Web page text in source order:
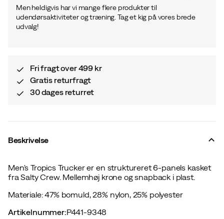
Men heldigvis har vi mange flere produkter til
udendørsaktiviteter og træning. Tag et kig på vores brede
udvalg!
Fri fragt over 499 kr
Gratis returfragt
30 dages returret
Beskrivelse
Men's Tropics Trucker er en struktureret 6-panels kasket
fra Salty Crew. Mellemhøj krone og snapback i plast.
Materiale: 47% bomuld, 28% nylon, 25% polyester
Artikelnummer:P441-9348